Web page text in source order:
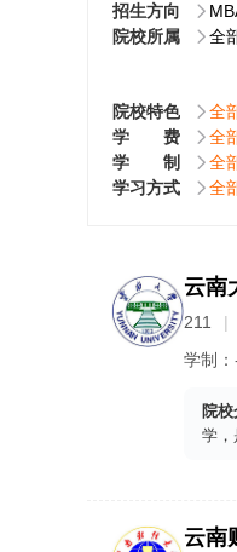
招生方向
院校所属
全
院校特色
全
学费
全
学制
全
学习方式
全
云南
211
学制：
院校
学，
云南